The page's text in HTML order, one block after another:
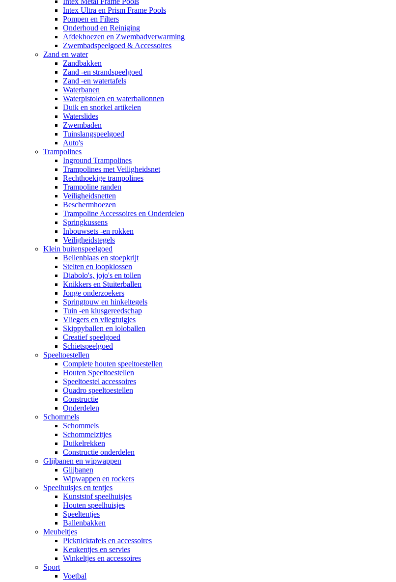
Intex Ultra en Prism Frame Pools
Pompen en Filters
Onderhoud en Reiniging
Afdekhoezen en Zwembadverwarming
Zwembadspeelgoed & Accessoires
Zand en water
Zandbakken
Zand -en strandspeelgoed
Zand -en watertafels
Waterbanen
Waterpistolen en waterballonnen
Duik en snorkel artikelen
Waterslides
Zwembaden
Tuinslangspeelgoed
Auto's
Trampolines
Inground Trampolines
Trampolines met Veiligheidsnet
Rechthoekige trampolines
Trampoline randen
Veiligheidsnetten
Beschermhoezen
Trampoline Accessoires en Onderdelen
Springkussens
Inbouwsets -en rokken
Veiligheidstegels
Klein buitenspeelgoed
Bellenblaas en stoepkrijt
Stelten en loopklossen
Diabolo's, jojo's en tollen
Knikkers en Stuiterballen
Jonge onderzoekers
Springtouw en hinkeltegels
Tuin -en klusgereedschap
Vliegers en vliegtuigjes
Skippyballen en loloballen
Creatief speelgoed
Schietspeelgoed
Speeltoestellen
Complete houten speeltoestellen
Houten Speeltoestellen
Speeltoestel accessoires
Quadro speeltoestellen
Constructie
Onderdelen
Schommels
Schommels
Schommelzitjes
Duikelrekken
Constructie onderdelen
Glijbanen en wipwappen
Glijbanen
Wipwappen en rockers
Speelhuisjes en tentjes
Kunststof speelhuisjes
Houten speelhuisjes
Speeltentjes
Ballenbakken
Meubeltjes
Picknicktafels en accessoires
Keukentjes en servies
Winkeltjes en accessoires
Sport
Voetbal